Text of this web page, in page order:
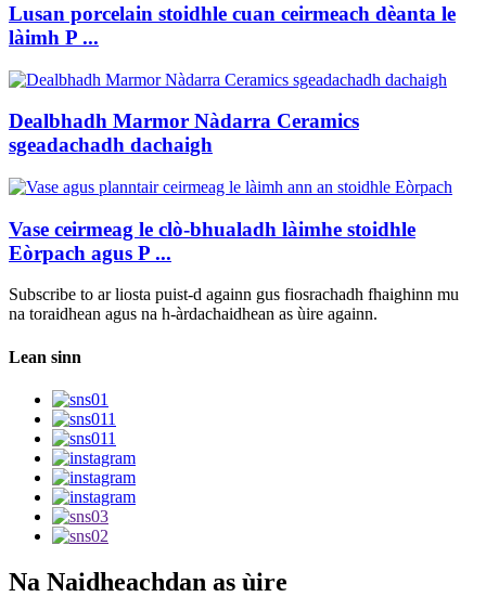
Lusan porcelain stoidhle cuan ceirmeach dèanta le
làimh P ...
Dealbhadh Marmor Nàdarra Ceramics
sgeadachadh dachaigh
Vase ceirmeag le clò-bhualadh làimhe stoidhle
Eòrpach agus P ...
Subscribe to ar liosta puist-d againn gus fiosrachadh fhaighinn mu
na toraidhean agus na h-àrdachaidhean as ùire againn.
Lean sinn
Na Naidheachdan as ùire